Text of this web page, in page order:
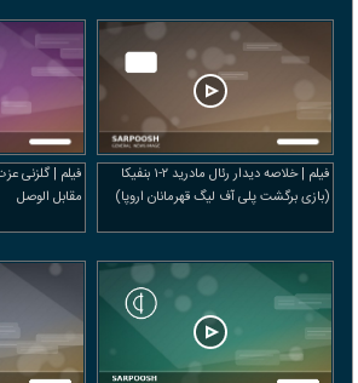
فیلم | خلاصه دیدار رئال مادرید ۲-۱ بنفیکا
(بازی برگشت پلی آف لیگ قهرمانان اروپا)
فیلم | گلزنی
مقابل الوصل